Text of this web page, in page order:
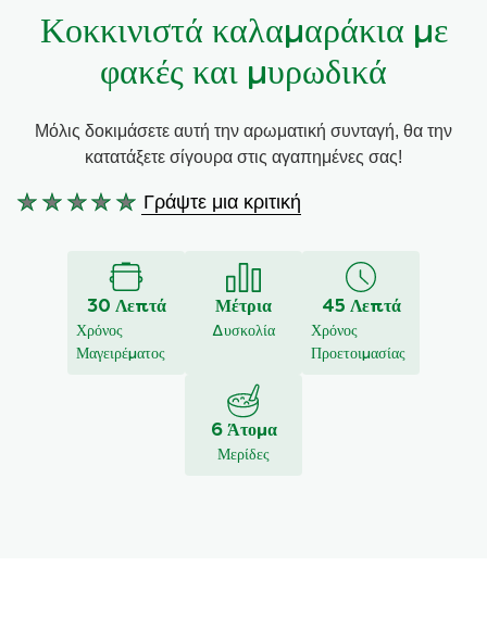
Συνταγές από την Μαργαρίτα Νικολαΐδη
Κοκκινιστά καλαμαράκια με
φακές και μυρωδικά
Mόλις δοκιμάσετε αυτή την αρωματική συνταγή, θα την
κατατάξετε σίγουρα στις αγαπημένες σας!
Δεν
αξιολογήσεις
Γράψτε μια κριτική
30 Λεπτά
Χρόνος
Μαγειρέματος
Μέτρια
Δυσκολία
45 Λεπτά
Χρόνος
Προετοιμασίας
6 Άτομα
Μερίδες